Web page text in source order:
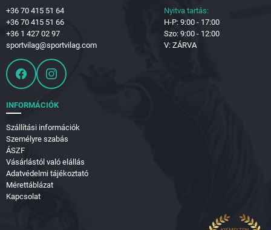
+36 70 415 51 64
+36 70 415 51 66
+36 1 427 02 97
sportvilag@sportvilag.com
Nyitva tartás:
H-P: 9:00 - 17:00
Szo: 9:00 - 12:00
V: ZÁRVA
INFORMÁCIÓK
Szállítási információk
Személyre szabás
ÁSZF
Vásárlástól való elállás
Adatvédelmi tájékoztató
Mérettáblázat
Kapcsolat